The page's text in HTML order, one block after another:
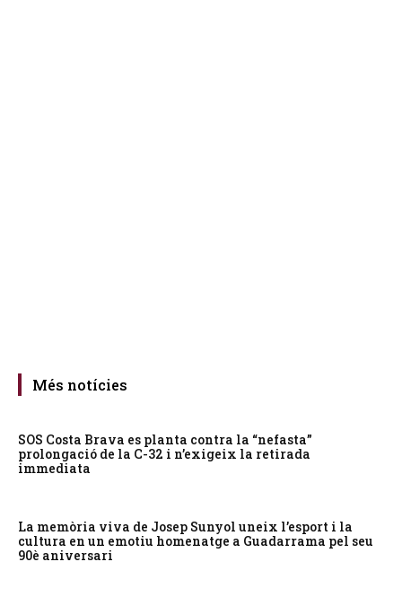
Més notícies
SOS Costa Brava es planta contra la “nefasta”
prolongació de la C-32 i n’exigeix la retirada
immediata
La memòria viva de Josep Sunyol uneix l’esport i la
cultura en un emotiu homenatge a Guadarrama pel seu
90è aniversari